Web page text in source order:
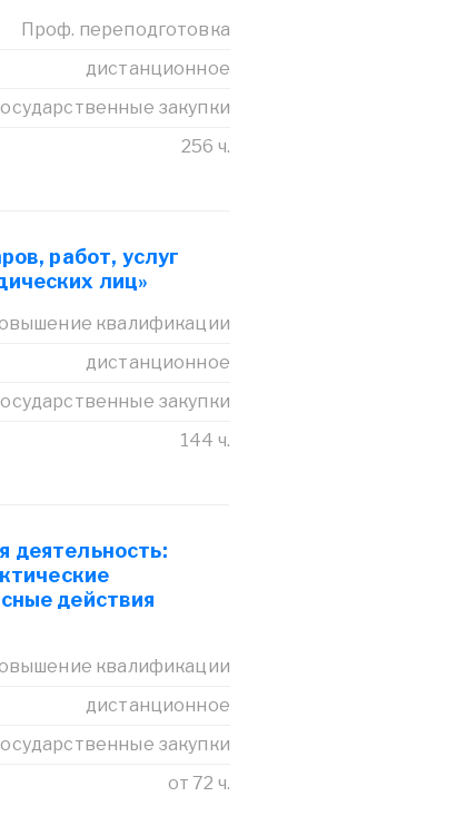
Проф. переподготовка
дистанционное
закупки
256 ч.
работ, услуг
лиц»
квалификации
дистанционное
закупки
144 ч.
деятельность:
действия
квалификации
дистанционное
закупки
от 72 ч.